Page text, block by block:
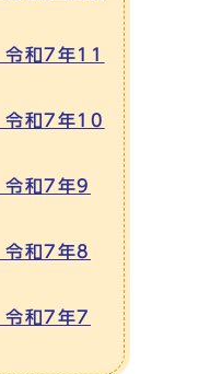
和7年11
和7年10
和7年9
和7年8
和7年7